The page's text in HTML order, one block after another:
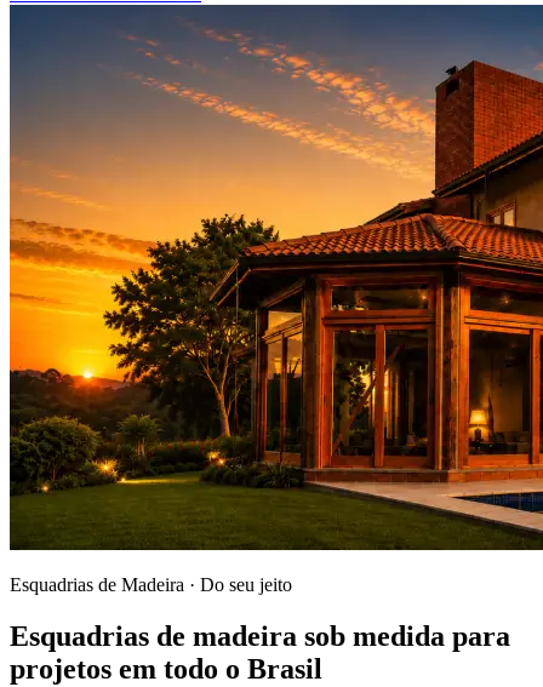
Esquadrias de Madeira · Do seu jeito
Esquadrias de madeira sob medida para
projetos em todo o Brasil